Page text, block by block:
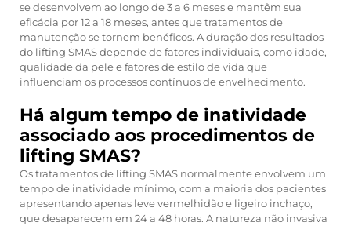
se desenvolvem ao longo de 3 a 6 meses e mantêm sua
eficácia por 12 a 18 meses, antes que tratamentos de
manutenção se tornem benéficos. A duração dos resultados
do lifting SMAS depende de fatores individuais, como idade,
qualidade da pele e fatores de estilo de vida que
influenciam os processos contínuos de envelhecimento.
Há algum tempo de inatividade
associado aos procedimentos de
lifting SMAS?
Os tratamentos de lifting SMAS normalmente envolvem um
tempo de inatividade mínimo, com a maioria dos pacientes
apresentando apenas leve vermelhidão e ligeiro inchaço,
que desaparecem em 24 a 48 horas. A natureza não invasiva